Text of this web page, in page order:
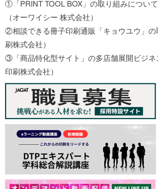
①「PRINT TOOL BOX」の取り組みについて
（オーワイシー 株式会社）
②相談できる冊子印刷通販「キョウユウ」の
刷株式会社）
③「商品特化型サイト」の多店舗展開ビジネ
印刷株式会社）